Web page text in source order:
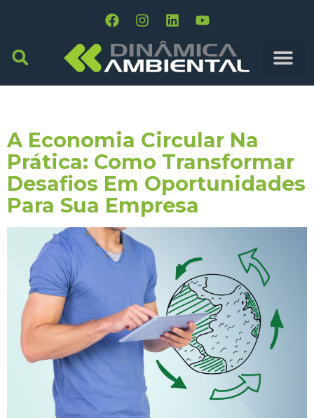
A Economia Circular Na
Prática: Como Transformar
Desafios Em Oportunidades
Para Sua Empresa